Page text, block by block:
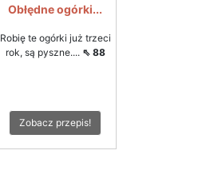
Obłędne ogórki...
Robię te ogórki już trzeci
rok, są pyszne.... ⇖ 88
Zobacz przepis!